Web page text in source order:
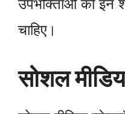
उपभोक्ताओं को इन
चाहिए।
सोशल